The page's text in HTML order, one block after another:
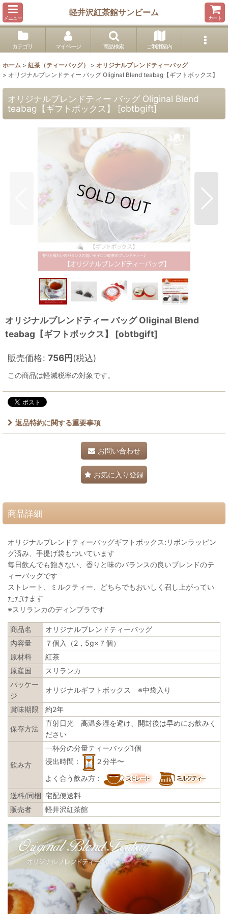
メニュー
軽井沢紅茶館サンビーム
カート
カテゴリ マイページ 商品検索 ご利用案内
ホーム > 紅茶（ティーバッグ） > オリジナルブレンドティーバッグ
> オリジナルブレンドティー バッグ Oliginal Blend teabag【ギフトボックス】
オリジナルブレンドティー バッグ Oliginal Blend
teabag【ギフトボックス】
[obtbgift]
オリジナルブレンドティー バッグ Oliginal Blend
teabag【ギフトボックス】
[obtbgift]
販売価格: 756円(税込)
この商品は軽減税率の対象です。
返品特約に関する重要事項
お問い合わせ
お気に入り登録
商品詳細
オリジナルブレンドティーバッグギフトボックス:リボンラッピン
グ済み、手提げ袋もついています
毎日飲んでも飽きない、香りと味のバランスの良いブレンドのテ
ィーバッグです
ストレート、ミルクティー、どちらでもおいしく召し上がってい
ただけます
※スリランカのディンブラです
商品名
オリジナルブレンドティーバッグ
内容量
７個入（2，5g×７個）
原材料
紅茶
原産国
スリランカ
パッケー
ジ
オリジナルギフトボックス ※中袋入り
賞味期限 約2年
保存方法
直射日光 高温多湿を避け、開封後は早めにお飲みく
ださい
飲み方
一杯分の分量ティーバッグ1個
浸出時間：
２分半〜
よく合う飲み方：
送料/同梱 宅配便送料
販売者
軽井沢紅茶館